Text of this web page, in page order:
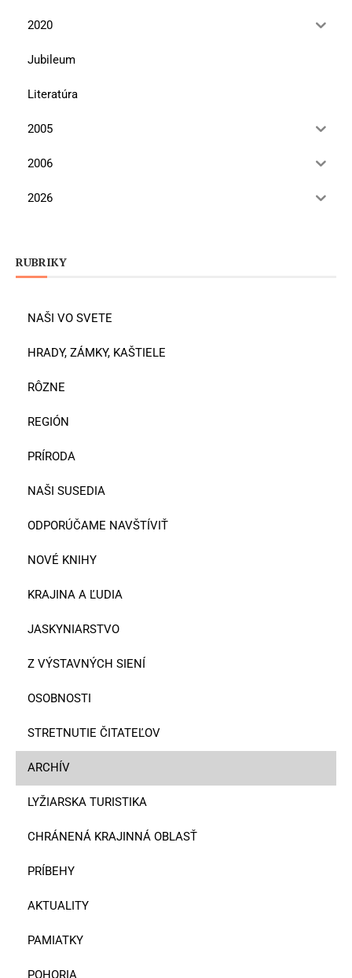
2020
Jubileum
Literatúra
2005
2006
2026
RUBRIKY
NAŠI VO SVETE
HRADY, ZÁMKY, KAŠTIELE
RÔZNE
REGIÓN
PRÍRODA
NAŠI SUSEDIA
ODPORÚČAME NAVŠTÍVIŤ
NOVÉ KNIHY
KRAJINA A ĽUDIA
JASKYNIARSTVO
Z VÝSTAVNÝCH SIENÍ
OSOBNOSTI
STRETNUTIE ČITATEĽOV
ARCHÍV
LYŽIARSKA TURISTIKA
CHRÁNENÁ KRAJINNÁ OBLASŤ
PRÍBEHY
AKTUALITY
PAMIATKY
POHORIA